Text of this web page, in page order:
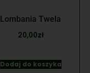
Lombania Twela
20,00zł
Dodaj do koszyka